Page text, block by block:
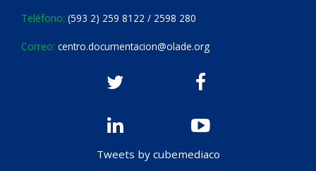
Teléfono: (593 2) 259 8122 / 2598 280
Correo: centro.documentacion@olade.org
Tweets by cubemediaco